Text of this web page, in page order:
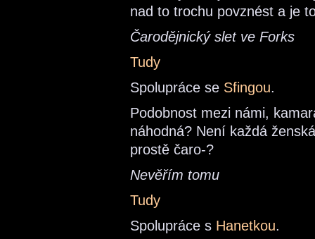
nad to trochu povznést a je
Čarodějnický slet ve Forks
Tudy
Spolupráce se Sfingou.
Podobnost mezi námi,
náhodná? Není každá
prostě čaro-?
Nevěřím tomu
Tudy
Spolupráce s Hanetkou.